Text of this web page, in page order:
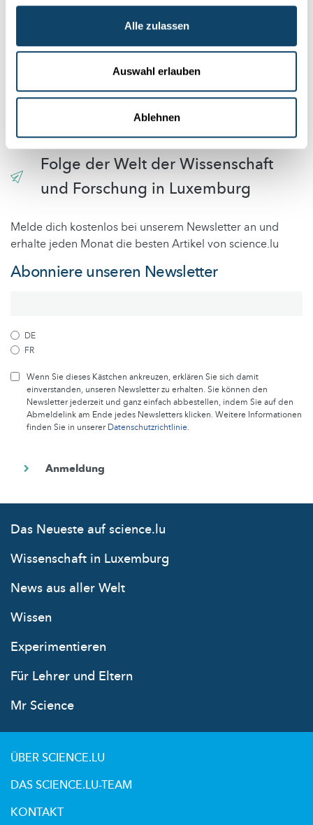
Alle zulassen
Auswahl erlauben
Ablehnen
Abonniere unseren
Youtube-Kanal
Folge der Welt der Wissenschaft
und Forschung in Luxemburg
Melde dich kostenlos bei unserem Newsletter an und
erhalte jeden Monat die besten Artikel von science.lu
Abonniere unseren Newsletter
DE
FR
Wenn Sie dieses Kästchen ankreuzen, erklären Sie sich damit
einverstanden, unseren Newsletter zu erhalten. Sie können den
Newsletter jederzeit und ganz einfach abbestellen, indem Sie auf den
Abmeldelink am Ende jedes Newsletters klicken. Weitere Informationen
finden Sie in unsererDatenschutzrichtlinie.
Das Neueste auf science.lu
Wissenschaft in Luxemburg
News aus aller Welt
Wissen
Experimentieren
Für Lehrer und Eltern
Mr Science
ÜBER SCIENCE.LU
DAS SCIENCE.LU-TEAM
KONTAKT